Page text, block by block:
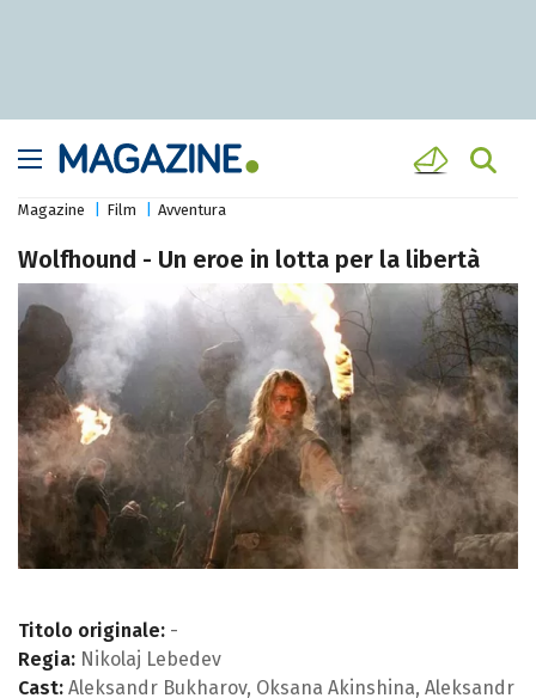
Magazine Film Avventura
Wolfhound - Un eroe in lotta per la libertà
Titolo originale: -
Regia: Nikolaj Lebedev
Cast: Aleksandr Bukharov, Oksana Akinshina, Aleksandr